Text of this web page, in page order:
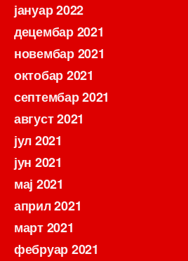
јануар 2022
децембар 2021
новембар 2021
октобар 2021
септембар 2021
август 2021
јул 2021
јун 2021
мај 2021
април 2021
март 2021
фебруар 2021